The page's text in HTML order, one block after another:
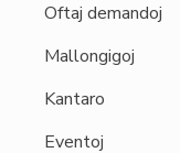
Oftaj demandoj
Mallongigoj
Kantaro
Eventoj